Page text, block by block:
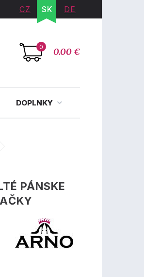
CZ SK DE
0 0.00 €
DOPLNKY
PÁNSKE